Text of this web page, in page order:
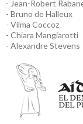
- Jean-Robert
- Bruno de Halleux
- Vilma Coccoz
- Chiara Mangiarotti
- Alexandre Stevens